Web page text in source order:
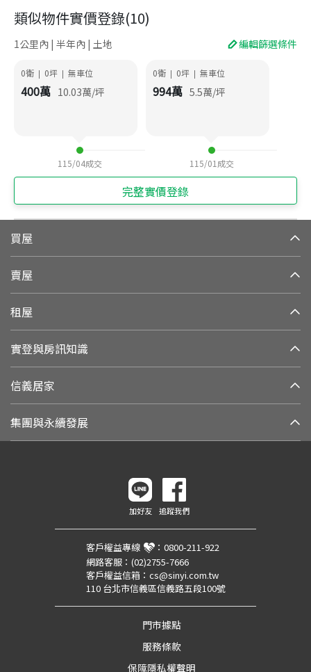
類似物件實價登錄(10)
1公里內 | 半年內 | 土地 編輯篩選條件
0衛 | 0坪 | 無車位
400萬 10.03萬/坪
115/04成交
0衛 | 0坪 | 無車位
994萬 5.5萬/坪
115/01 成交
完整實價登錄
買屋
賣屋
租屋
實登與房訊知識
信義居家
集團與永續發展
加好友 追蹤我們
客戶權益專線 ： 0800-211-922
網路客服： (02)2755-7666
客戶權益信箱： cs@sinyi.com.tw
110 台北市信義區信義路五段100號
門市據點
服務條款
保障隱私權聲明